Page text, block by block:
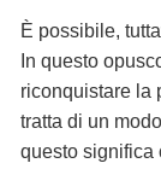
È possibile,
In questo
riconquistare la
tratta di un
questo significa